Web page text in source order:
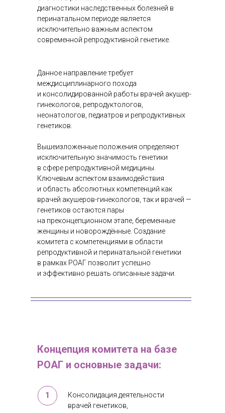
диагностики наследственных болезней в
перинатальном периоде является
исключительно важным аспектом
современной репродуктивной генетике.
Данное направление требует
междисциплинарного похода
и консолидированной работы врачей акушер-
гинекологов, репродуктологов,
неонатологов, педиатров и репродуктивных
генетиков.
Вышеизложенные положения определяют
исключительную значимость генетики
в сфере репродуктивной медицины.
Ключевым аспектом взаимодействия
и область абсолютных компетенций как
врачей акушеров-гинекологов, так и врачей —
генетиков остаются пары
на преконцепционном этапе, беременные
женщины и новорождённые. Создание
комитета с компетенциями в области
репродуктивной и перинатальной генетики
в рамках РОАГ позволит успешно
и эффективно решать описанные задачи.
Концепция комитета на базе
РОАГ и основные задачи:
Консолидация деятельности
врачей генетиков,
1